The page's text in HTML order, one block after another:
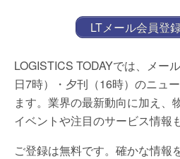
LTメール会員登
LOGISTICS TODAYでは、メー
日7時）・夕刊（16時）のニュ
ます。業界の最新動向に加え、
イベントや注目のサービス情報
ご登録は無料です。確かな情報